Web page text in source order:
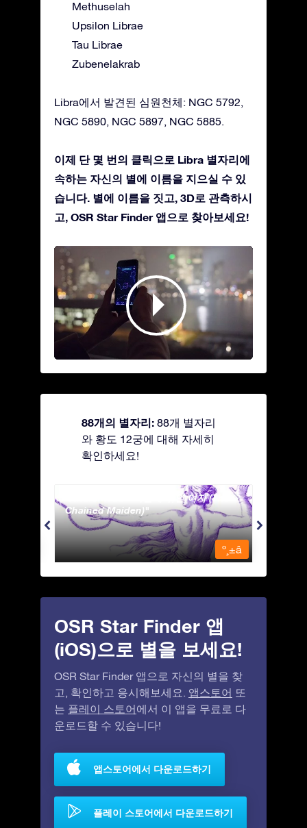
Methuselah
Upsilon Librae
Tau Librae
Zubenelakrab
Libra에서 발견된 심원천체: NGC 5792,
NGC 5890, NGC 5897, NGC 5885.
이제 단 몇 번의 클릭으로 Libra 별자리에
속하는 자신의 별에 이름을 지으실 수 있
습니다. 별에 이름을 짓고, 3D로 관측하시
고, OSR Star Finder 앱으로 찾아보세요!
88개의 별자리: 88개 별자리
와 황도 12궁에 대해 자세히
확인하세요!
Andromeda - 사슬에 묶인 여자 (The
Chained Maiden)
º¸±â
OSR Star Finder 앱
(iOS)으로 별을 보세요!
OSR Star Finder 앱으로 자신의 별을 찾
고, 확인하고 응시해보세요. 앱스토어 또
는 플레이 스토어 에서 이 앱을 무료로 다
운로드할 수 있습니다!
앱스토어에서 다운로드하기
플레이 스토어에서 다운로드하기